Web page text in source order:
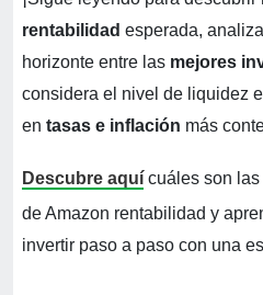
rentabilidad esperada, analiza
horizonte entre las mejores
considera el nivel de liquidez
en tasas e inflación más
Descubre aquí cuáles son
de Amazon rentabilidad y
invertir paso a paso con una